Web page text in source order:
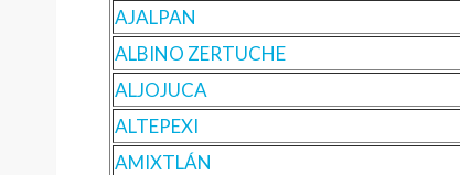
AJALPAN
ALBINO ZERTUCHE
ALJOJUCA
ALTEPEXI
AMIXTLÁN